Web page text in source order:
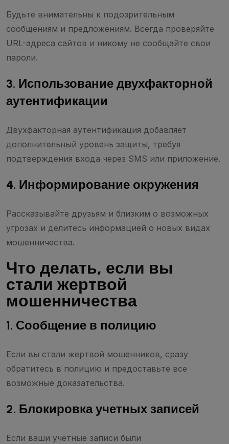
Будьте внимательны к подозрительным
сообщениям и предложениям. Всегда проверяйте
URL-адреса сайтов и никому не сообщайте свои
пароли.
3. Использование двухфакторной
аутентификации
Двухфакторная аутентификация добавляет
дополнительный уровень защиты, требуя
подтверждения входа через SMS или приложение.
4. Информирование окружения
Рассказывайте друзьям и близким о возможных
угрозах и делитесь информацией о новых видах
мошенничества.
Что делать, если вы
стали жертвой
мошенничества
1. Сообщение в полицию
Если вы стали жертвой мошенников, сразу
обратитесь в полицию и предоставьте все
возможные доказательства.
2. Блокировка учетных записей
Если ваши учетные записи были